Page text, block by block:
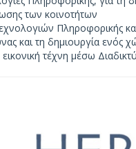
των κοινοτήτων
Πληροφορικής
και τη δημιουργία
τέχνη μέσω